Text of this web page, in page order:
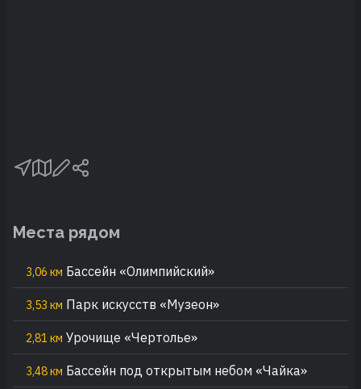
Места рядом
3,06 км Бассейн «Олимпийский»
3,53 км Парк искусств «Музеон»
2,81 км Урочище «Чертолье»
3,48 км Бассейн под открытым небом «Чайка»